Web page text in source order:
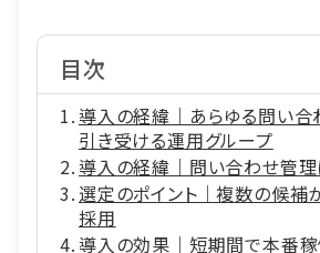
目次
導入の経緯｜あらゆる問い合
引き受ける運用グループ
導入の経緯｜問い合わせ管
選定のポイント｜複数の候補
採用
導入の効果｜短期間で本番稼